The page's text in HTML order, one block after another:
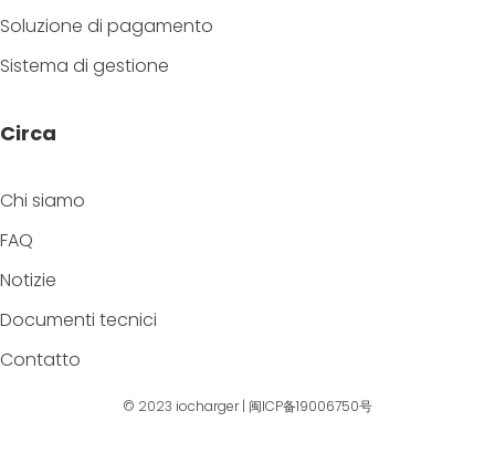
Soluzione di pagamento
Sistema di gestione
Circa
Chi siamo
FAQ
Notizie
Documenti tecnici
Contatto
© 2023 iocharger| 闽ICP备19006750号